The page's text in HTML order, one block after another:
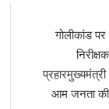
गोलीकांड
आम जनता की